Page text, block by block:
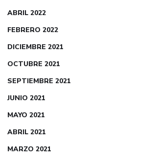
ABRIL 2022
FEBRERO 2022
DICIEMBRE 2021
OCTUBRE 2021
SEPTIEMBRE 2021
JUNIO 2021
MAYO 2021
ABRIL 2021
MARZO 2021